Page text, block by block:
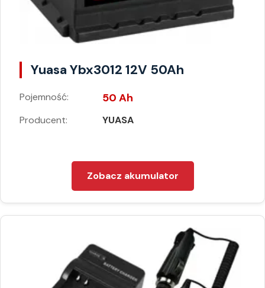
Yuasa Ybx3012 12V 50Ah
Pojemność: 50 Ah
Producent: YUASA
Zobacz akumulator